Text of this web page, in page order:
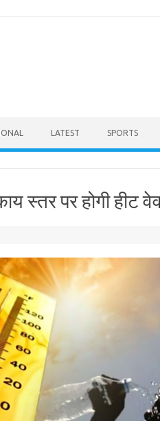
LATEST SPORTS
स्तर पर होगी हीट वेव